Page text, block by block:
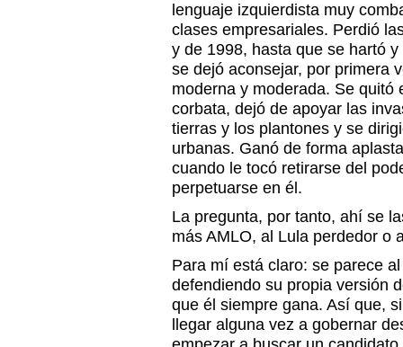
lenguaje izquierdista muy
clases empresariales. Perdió
y de 1998, hasta que se hartó
se dejó aconsejar, por primera
moderna y moderada. Se quitó
corbata, dejó de apoyar las
tierras y los plantones y se
urbanas. Ganó de forma
cuando le tocó retirarse del
perpetuarse en él.
La pregunta, por tanto, ahí se
más AMLO, al Lula perdedor o
Para mí está claro: se parece
defendiendo su propia versión
que él siempre gana. Así que,
llegar alguna vez a gobernar